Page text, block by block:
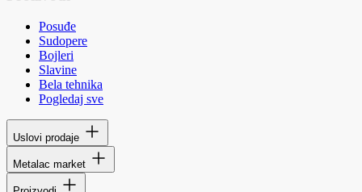
Posuđe
Sudopere
Bojleri
Slavine
Bela tehnika
Pogledaj sve
Uslovi prodaje
Metalac market